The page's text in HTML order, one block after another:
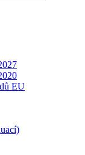
EU